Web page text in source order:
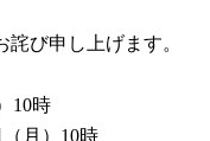
び申し上げます。
10時
月）10時